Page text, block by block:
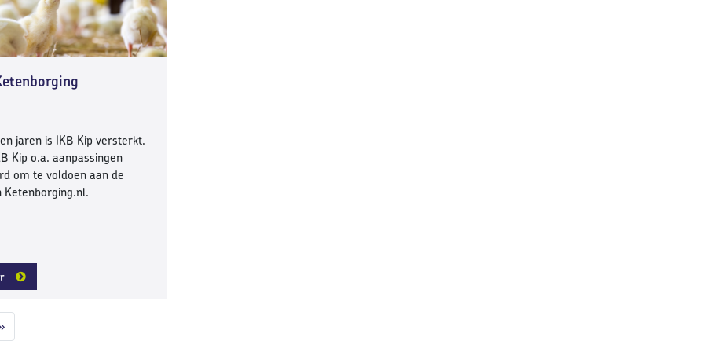
jaren is IKB Kip versterkt.
Kip o.a. aanpassingen
om te voldoen aan de
Ketenborging.nl.